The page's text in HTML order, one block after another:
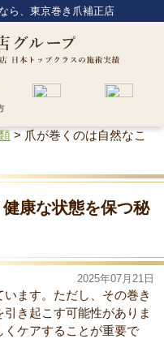
ら、東京巻き爪補正店
> 爪が巻くのは自然なこ
康な状態を保つ秘
2025年07月21日
ます。ただし、その巻き
き起こす可能性がありま
ケアすることが重要で